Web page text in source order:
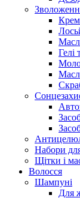
Крем
Гелі
Набори
Щітки і
Волосся
Шампуні
Для